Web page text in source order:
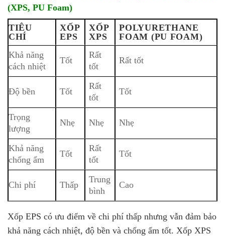
(XPS, PU Foam)
TIÊU
CHÍ
XỐP
EPS
XỐP
XPS
POLYURETHANE
FOAM (PU FOAM)
Khả năng
cách nhiệt
Tốt
Rất
tốt
Rất tốt
Độ bền Tốt
Rất
tốt
Tốt
Trọng
lượng
Nhẹ Nhẹ Nhẹ
Khả năng
chống ẩm
Tốt
Rất
tốt
Tốt
Chi phí Thấp
Trung
bình
Cao
Xốp EPS có ưu điểm về chi phí thấp nhưng vẫn đảm bảo
khả năng cách nhiệt, độ bền và chống ẩm tốt. Xốp XPS